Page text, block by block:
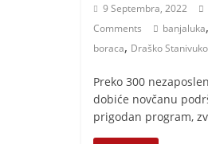
9 Septembra, 2022
Comments
banjaluka,
boraca, Draško
Preko 300
dobiće novčanu
prigodan program,